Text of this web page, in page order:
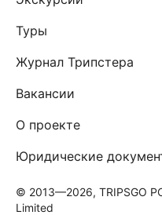
Туры
Журнал Трипстера
Вакансии
О проекте
Юридические
© 2013—2026, TRIPSGO
Limited